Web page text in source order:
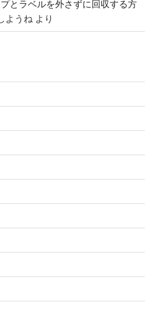
とラベルを外さずに回収する方
ようね より